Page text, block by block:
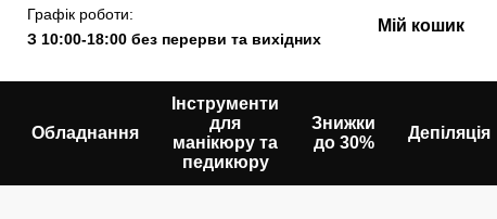
Графік роботи:
З 10:00-18:00 без перерви та вихідних
Мій кошик
Обладнання
Інструменти
для
манікюру та
педикюру
Знижки
до 30%
Депіляція